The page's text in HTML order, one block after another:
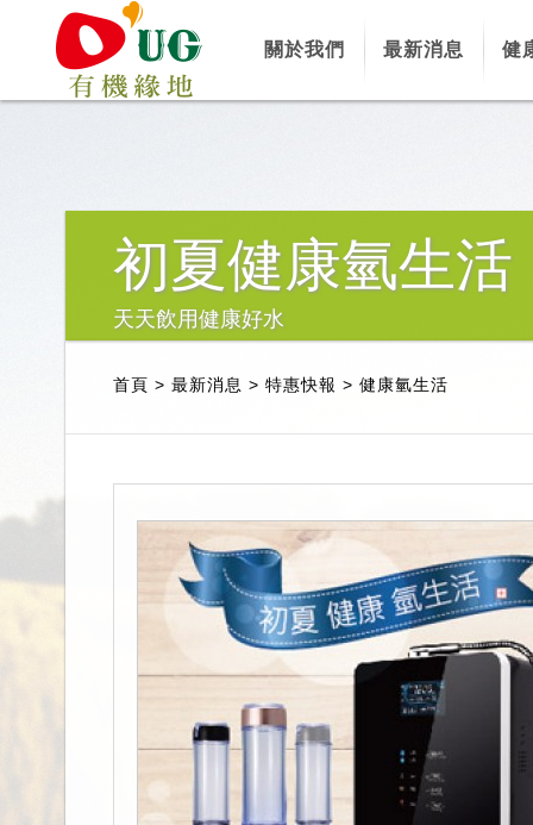
關於我們 最新消息 健
初夏健康氫生活
天天飲用健康好水
首頁 > 最新消息 > 特惠快報 > 健康氫生活